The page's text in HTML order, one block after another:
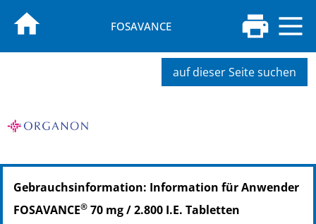
FOSAVANCE
auf dieser Seite suchen
PZN: 19177391
PPN: 111917739118
NTIN: 04150191773910
Gebrauchsinformation: Information für Anwender
FOSAVANCE® 70 mg / 2.800 I.E. Tabletten